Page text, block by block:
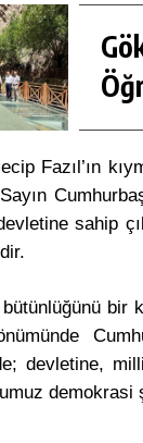
Fazıl’ın
Sayın
sahip
devletine,
demokrasi